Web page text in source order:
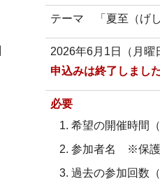
テーマ 「夏至（げし
2026年6月1日（月曜
申込みは終了しました
必要
希望の開催時間
参加者名 ※保護
過去の参加回数